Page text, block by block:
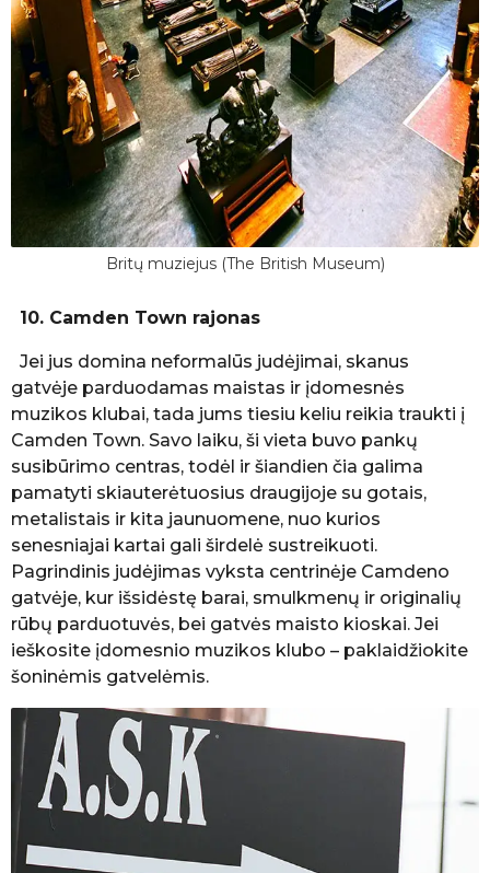
Britų muziejus (The British Museum)
10. Camden Town rajonas
Jei jus domina neformalūs judėjimai, skanus
gatvėje parduodamas maistas ir įdomesnės
muzikos klubai, tada jums tiesiu keliu reikia traukti į
Camden Town. Savo laiku, ši vieta buvo pankų
susibūrimo centras, todėl ir šiandien čia galima
pamatyti skiauterėtuosius draugijoje su gotais,
metalistais ir kita jaunuomene, nuo kurios
senesniajai kartai gali širdelė sustreikuoti.
Pagrindinis judėjimas vyksta centrinėje Camdeno
gatvėje, kur išsidėstę barai, smulkmenų ir originalių
rūbų parduotuvės, bei gatvės maisto kioskai. Jei
ieškosite įdomesnio muzikos klubo – paklaidžiokite
šoninėmis gatvelėmis.